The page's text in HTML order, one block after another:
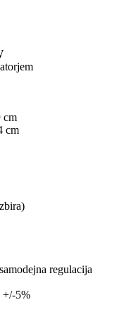
cm
cm
regulacija
+/-5%